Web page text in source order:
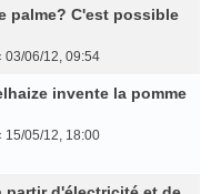
palme? C'est possible
03/06/12, 09:54
invente la pomme
15/05/12, 18:00